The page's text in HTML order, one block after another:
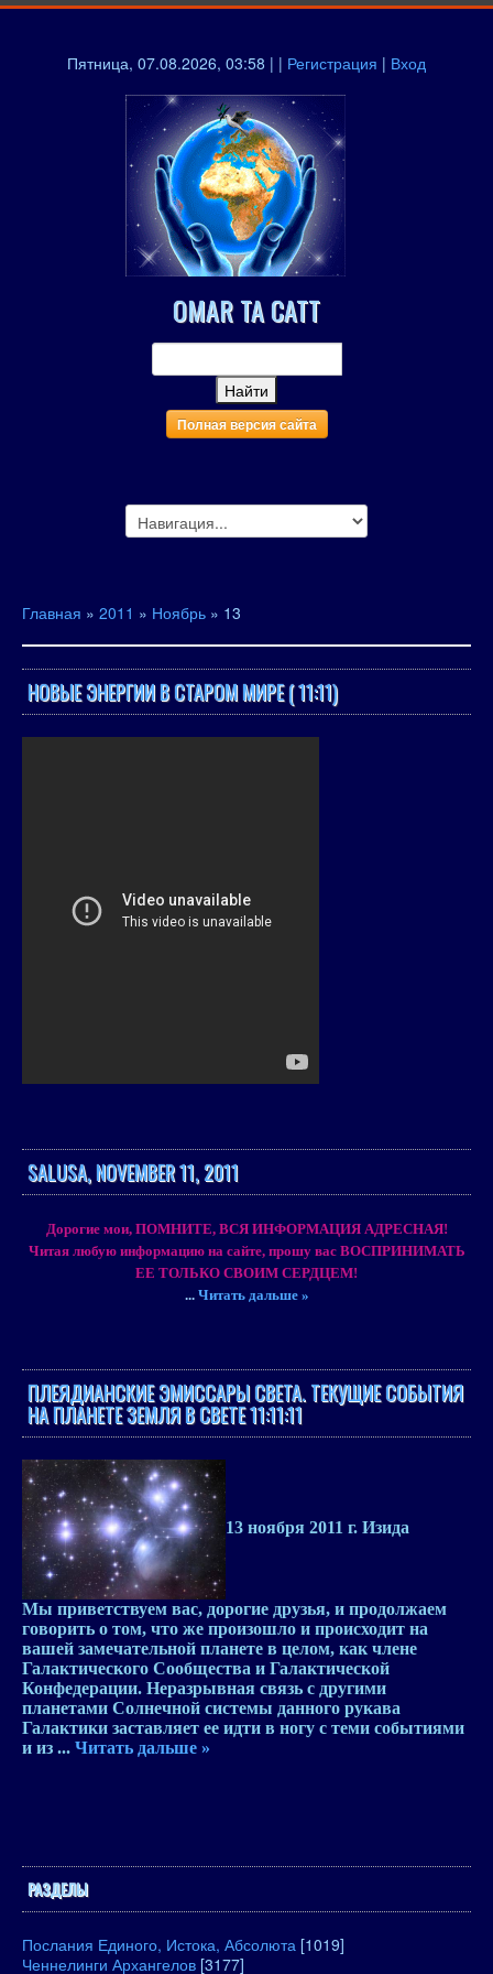
Пятница, 07.08.2026, 03:58 | | Регистрация | Вход
OMAR TA CATT
Полная версия сайта
Главная » 2011 » Ноябрь » 13
НОВЫЕ ЭНЕРГИИ В СТАРОМ МИРЕ ( 11:11)
SALUSA, NOVEMBER 11, 2011
Дорогие мои, ПОМНИТЕ, ВСЯ ИНФОРМАЦИЯ АДРЕСНАЯ!
Читая любую информацию на сайте, прошу вас ВОСПРИНИМАТЬ
ЕЕ ТОЛЬКО СВОИМ СЕРДЦЕМ!
... Читать дальше »
ПЛЕЯДИАНСКИЕ ЭМИССАРЫ СВЕТА. ТЕКУЩИЕ СОБЫТИЯ
НА ПЛАНЕТЕ ЗЕМЛЯ В СВЕТЕ 11:11:11
13 ноября 2011 г. Изида
Мы приветствуем вас, дорогие друзья, и продолжаем
говорить о том, что же произошло и происходит на
вашей замечательной планете в целом, как члене
Галактического Сообщества и Галактической
Конфедерации. Неразрывная связь с другими
планетами Солнечной системы данного рукава
Галактики заставляет ее идти в ногу с теми событиями
и из ... Читать дальше »
РАЗДЕЛЫ
Послания Единого, Истока, Абсолюта [1019]
Ченнелинги Архангелов [3177]